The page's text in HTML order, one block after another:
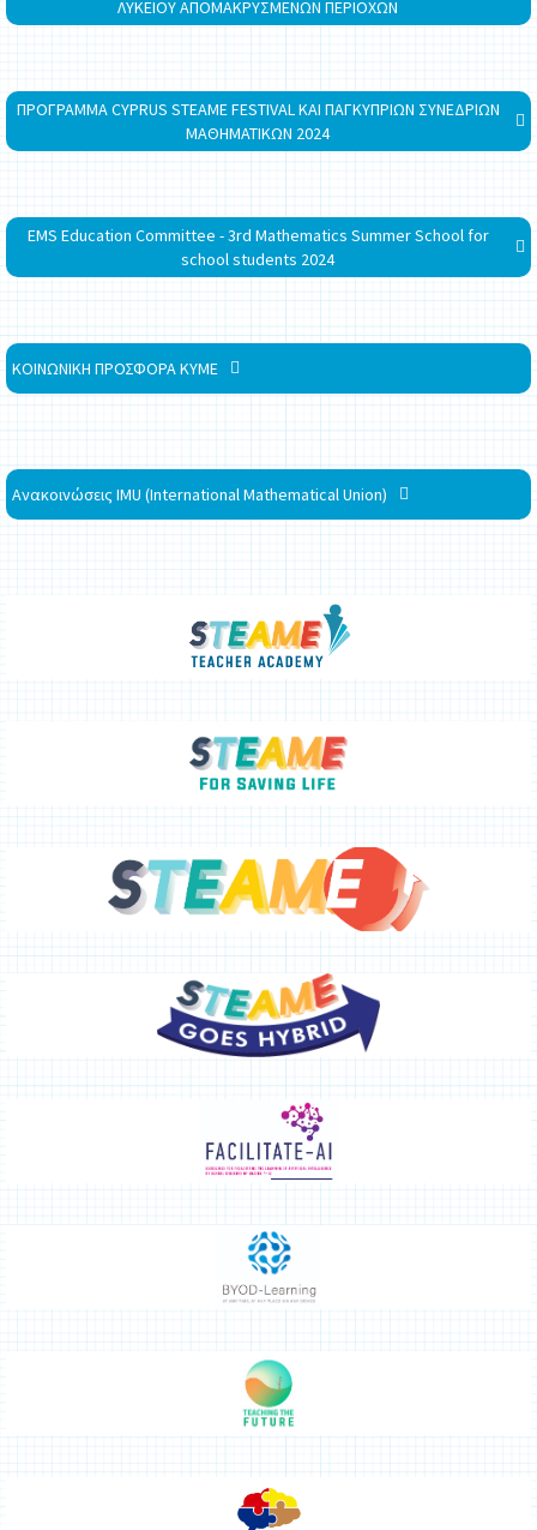
ΛΥΚΕΙΟΥ ΑΠΟΜΑΚΡΥΣΜΕΝΩΝ ΠΕΡΙΟΧΩΝ
ΠΡΟΓΡΑΜΜΑ CYPRUS STEAME FESTIVAL ΚΑΙ ΠΑΓΚΥΠΡΙΩΝ ΣΥΝΕΔΡΙΩΝ
ΜΑΘΗΜΑΤΙΚΩΝ 2024
EMS Education Committee - 3rd Mathematics Summer School for
school students 2024
ΚΟΙΝΩΝΙΚΗ ΠΡΟΣΦΟΡΑ ΚΥΜΕ
Ανακοινώσεις IMU (International Mathematical Union)